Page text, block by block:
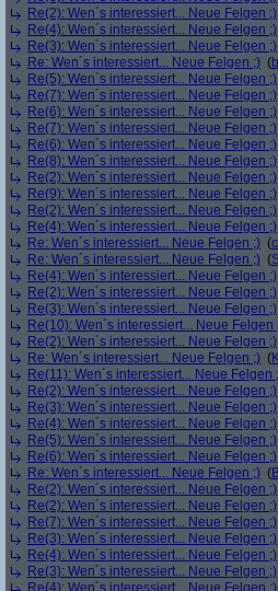
Re(2): Wen´s interessiert... Neue Felgen ;)
Re(4): Wen´s interessiert... Neue Felgen ;)
Re(3): Wen´s interessiert... Neue Felgen ;)
Re: Wen´s interessiert... Neue Felgen ;) (
Re(5): Wen´s interessiert... Neue Felgen ;)
Re(7): Wen´s interessiert... Neue Felgen ;)
Re(6): Wen´s interessiert... Neue Felgen ;)
Re(7): Wen´s interessiert... Neue Felgen ;)
Re(6): Wen´s interessiert... Neue Felgen ;)
Re(8): Wen´s interessiert... Neue Felgen ;)
Re(2): Wen´s interessiert... Neue Felgen ;)
Re(9): Wen´s interessiert... Neue Felgen ;)
Re(2): Wen´s interessiert... Neue Felgen ;)
Re(4): Wen´s interessiert... Neue Felgen ;)
Re: Wen´s interessiert... Neue Felgen ;) (
Re: Wen´s interessiert... Neue Felgen ;) (
Re(4): Wen´s interessiert... Neue Felgen ;)
Re(2): Wen´s interessiert... Neue Felgen ;)
Re(3): Wen´s interessiert... Neue Felgen ;)
Re(10): Wen´s interessiert... Neue Felgen
Re(2): Wen´s interessiert... Neue Felgen ;)
Re: Wen´s interessiert... Neue Felgen ;) (
Re(11): Wen´s interessiert... Neue Felgen
Re(2): Wen´s interessiert... Neue Felgen ;)
Re(3): Wen´s interessiert... Neue Felgen ;)
Re(4): Wen´s interessiert... Neue Felgen ;)
Re(5): Wen´s interessiert... Neue Felgen ;)
Re(6): Wen´s interessiert... Neue Felgen ;)
Re: Wen´s interessiert... Neue Felgen ;) (
Re(2): Wen´s interessiert... Neue Felgen ;)
Re(2): Wen´s interessiert... Neue Felgen ;)
Re(7): Wen´s interessiert... Neue Felgen ;)
Re(3): Wen´s interessiert... Neue Felgen ;)
Re(4): Wen´s interessiert... Neue Felgen ;)
Re(3): Wen´s interessiert... Neue Felgen ;)
Re(4): Wen´s interessiert... Neue Felgen ;)